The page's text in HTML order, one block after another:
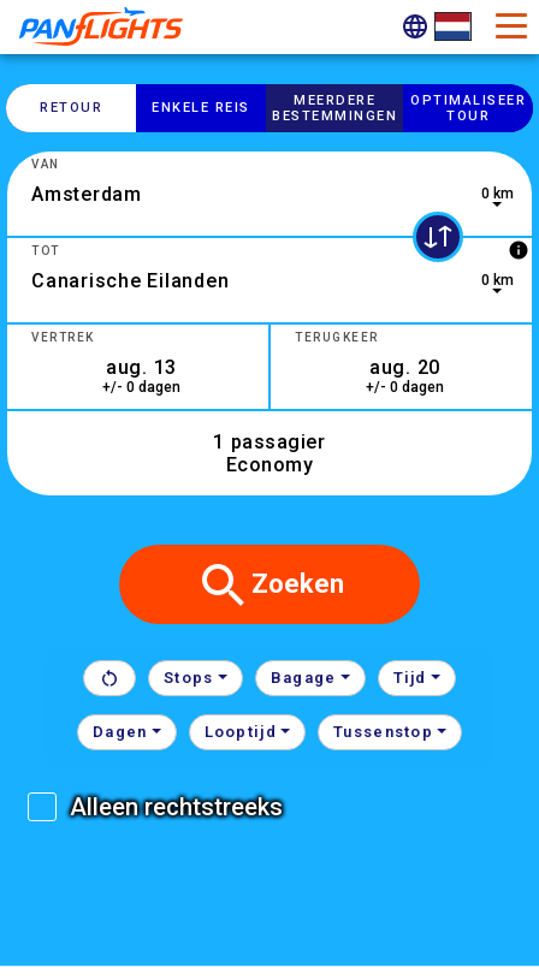
RETOUR ENKELE REIS
MEERDERE
BESTEMMINGEN
OPTIMALISEER
TOUR
0 results are available, use up and down arrow keys to
VAN
0 km
1 result is available, use up and down arrow keys to
TOT info
0 km
VERTREK
+/- 0 dagen
TERUGKEER
+/- 0 dagen
1 passagier
Economy
Zoeken
Stops Bagage Tijd
Dagen Looptijd Tussenstop
Alleen rechtstreeks